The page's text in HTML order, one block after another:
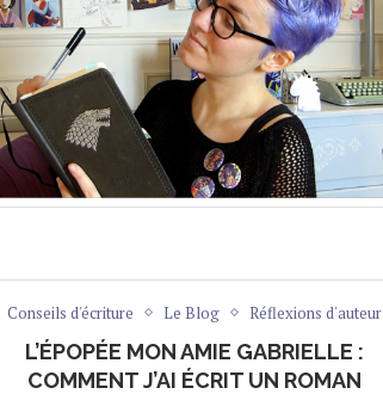
Conseils d'écriture Le Blog Réflexions d'auteur
L’ÉPOPÉE MON AMIE GABRIELLE :
COMMENT J’AI ÉCRIT UN ROMAN